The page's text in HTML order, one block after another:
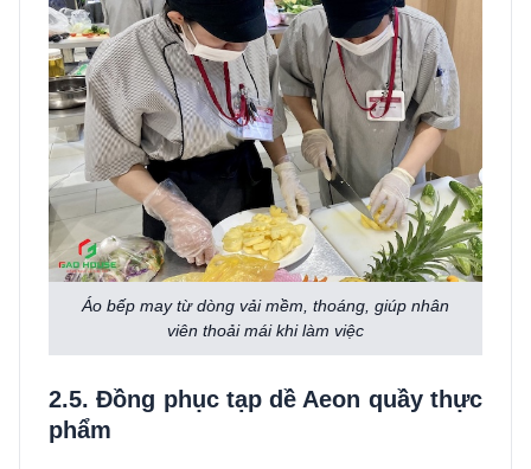
Áo bếp may từ dòng vải mềm, thoáng, giúp nhân
viên thoải mái khi làm việc
2.5. Đồng phục tạp dề Aeon quầy thực
phẩm